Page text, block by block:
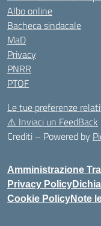
Albo online
Bacheca sindacale
MaD
Privacy
PNRR
PTOF
Le tue preferenze
⚠️ Inviaci un FeedBack
Crediti – Powered by
Amministrazione
Privacy Policy
Cookie PolicyNote